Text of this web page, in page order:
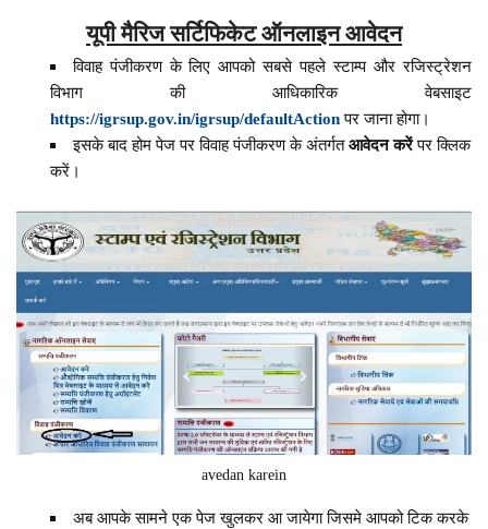
यूपी मैरिज सर्टिफिकेट ऑनलाइन आवेदन
विवाह पंजीकरण के लिए आपको सबसे पहले स्टाम्प और रजिस्ट्रेशन
विभाग की आधिकारिक वेबसाइट
https://igrsup.gov.in/igrsup/defaultActionपर जाना होगा।
इसके बाद होम पेज पर विवाह पंजीकरण के अंतर्गतआवेदन करेंपर क्लिक
करें।
avedan karein
अब आपके सामने एक पेज खुलकर आ जायेगा जिसमे आपको टिक करके